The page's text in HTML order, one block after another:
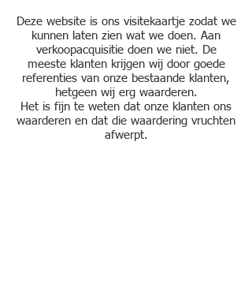
Deze website is ons visitekaartje zodat we
kunnen laten zien wat we doen. Aan
verkoopacquisitie doen we niet. De
meeste klanten krijgen wij door goede
referenties van onze bestaande klanten,
hetgeen wij erg waarderen.
Het is fijn te weten dat onze klanten ons
waarderen en dat die waardering vruchten
afwerpt.